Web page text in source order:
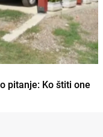
pitanje: Ko štiti one